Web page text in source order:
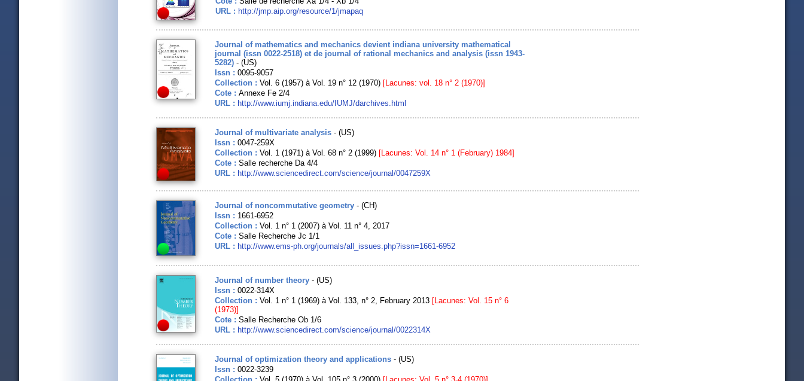
URL : http://jmp.aip.org/resource/1/jmapaq
Journal of mathematics and mechanics devient indiana university mathematical
journal (issn 0022-2518) et de journal of rational mechanics and analysis (issn 1943-
5282)- (US)
Issn : 0095-9057
Collection : Vol. 6 (1957) à Vol. 19 n° 12 (1970) [Lacunes: vol. 18 n° 2 (1970)]
Cote : Annexe Fe 2/4
URL : http://www.iumj.indiana.edu/IUMJ/darchives.html
Journal of multivariate analysis- (US)
Issn : 0047-259X
Collection : Vol. 1 (1971) à Vol. 68 n° 2 (1999) [Lacunes: Vol. 14 n° 1 (February) 1984]
Cote : Salle recherche Da 4/4
URL : http://www.sciencedirect.com/science/journal/0047259X
Journal of noncommutative geometry- (CH)
Issn : 1661-6952
Collection : Vol. 1 n° 1 (2007) à Vol. 11 n° 4, 2017
Cote : Salle Recherche Jc 1/1
URL : http://www.ems-ph.org/journals/all_issues.php?issn=1661-6952
Journal of number theory- (US)
Issn : 0022-314X
Collection : Vol. 1 n° 1 (1969) à Vol. 133, n° 2, February 2013 [Lacunes: Vol. 15 n° 6
(1973)]
Cote : Salle Recherche Ob 1/6
URL : http://www.sciencedirect.com/science/journal/0022314X
Journal of optimization theory and applications- (US)
Issn : 0022-3239